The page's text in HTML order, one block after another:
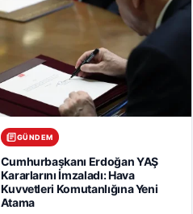
GÜNDEM
Cumhurbaşkanı Erdoğan YAŞ
Kararlarını İmzaladı: Hava
Kuvvetleri Komutanlığına Yeni
Atama